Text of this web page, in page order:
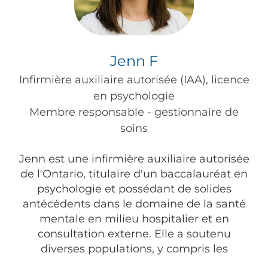
Jenn F
Infirmière auxiliaire autorisée (IAA), licence
en psychologie
Membre responsable - gestionnaire de
soins
Jenn est une infirmière auxiliaire autorisée
de l'Ontario, titulaire d'un baccalauréat en
psychologie et possédant de solides
antécédents dans le domaine de la santé
mentale en milieu hospitalier et en
consultation externe. Elle a soutenu
diverses populations, y compris les